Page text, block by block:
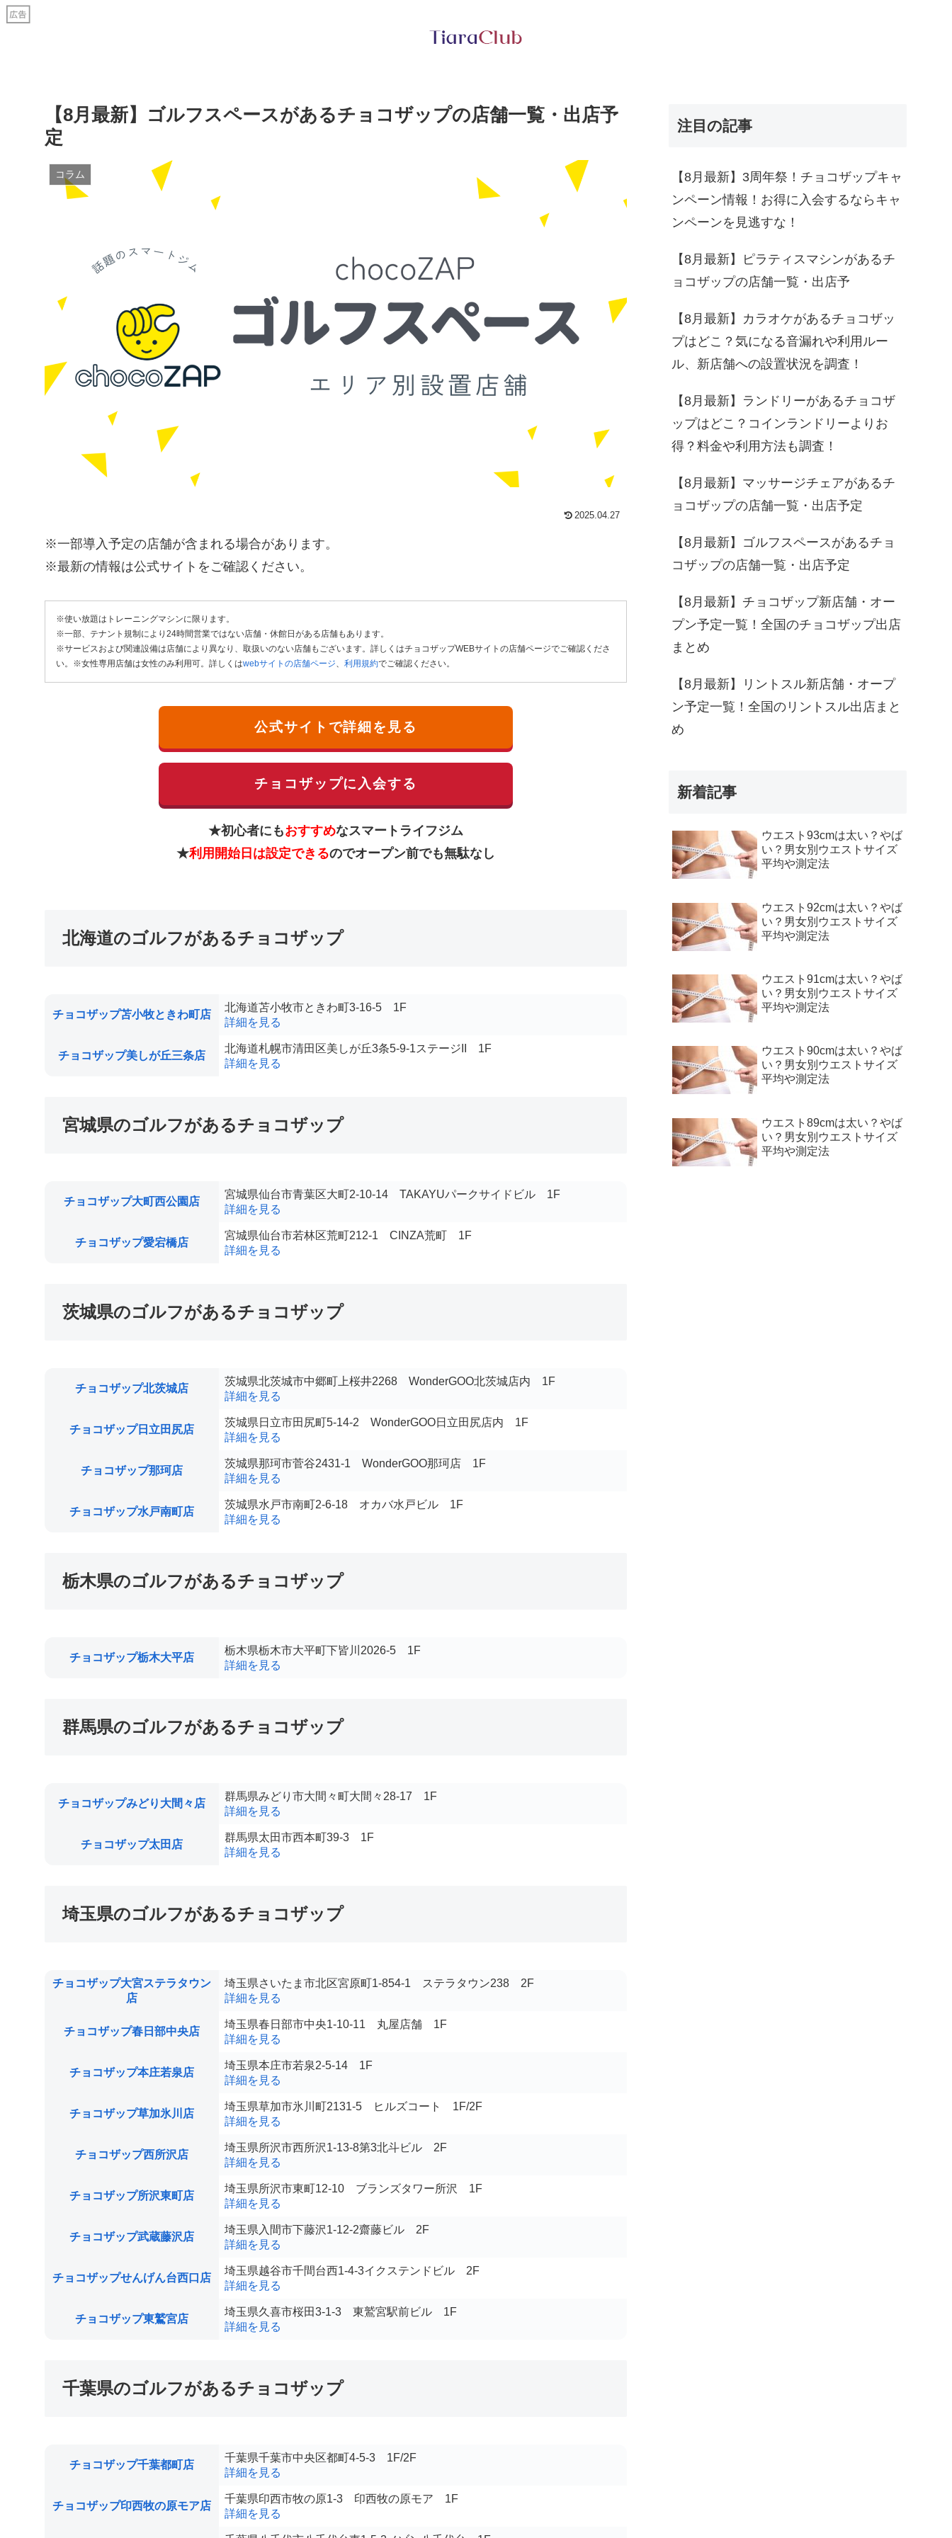
【8月最新】ゴルフスペースがあるチョコザップの店舗一覧・出店予
定
コラム
2025.04.27
※一部導入予定の店舗が含まれる場合があります。
※最新の情報は公式サイトをご確認ください。
※使い放題はトレーニングマシンに限ります。
※一部、テナント規制により24時間営業ではない店舗・休館日がある店舗もあります。
※サービスおよび関連設備は店舗により異なり、取扱いのない店舗もございます。詳しくはチョコザップWEBサイトの店舗ページでご確認くださ
い。※女性専用店舗は女性のみ利用可。詳しくはwebサイトの店舗ページ、 利用規約でご確認ください。
公式サイトで詳細を見る
チョコザップに入会する
★初心者にもおすすめなスマートライフジム
★利用開始日は設定できるのでオープン前でも無駄なし
北海道のゴルフがあるチョコザップ
チョコザップ苫小牧ときわ町店
北海道苫小牧市ときわ町3-16-5 1F
詳細を見る
チョコザップ美しが丘三条店
北海道札幌市清田区美しが丘3条5-9-1ステージII 1F
詳細を見る
宮城県のゴルフがあるチョコザップ
チョコザップ大町西公園店
宮城県仙台市青葉区大町2-10-14 TAKAYUパークサイドビル 1F
詳細を見る
チョコザップ愛宕橋店
宮城県仙台市若林区荒町212-1 CINZA荒町 1F
詳細を見る
茨城県のゴルフがあるチョコザップ
チョコザップ北茨城店
茨城県北茨城市中郷町上桜井2268 WonderGOO北茨城店内 1F
詳細を見る
チョコザップ日立田尻店
茨城県日立市田尻町5-14-2 WonderGOO日立田尻店内 1F
詳細を見る
チョコザップ那珂店
茨城県那珂市菅谷2431-1 WonderGOO那珂店 1F
詳細を見る
チョコザップ水戸南町店
茨城県水戸市南町2-6-18 オカバ水戸ビル 1F
詳細を見る
栃木県のゴルフがあるチョコザップ
チョコザップ栃木大平店
栃木県栃木市大平町下皆川2026-5 1F
詳細を見る
群馬県のゴルフがあるチョコザップ
チョコザップみどり大間々店
群馬県みどり市大間々町大間々28-17 1F
詳細を見る
チョコザップ太田店
群馬県太田市西本町39-3 1F
詳細を見る
埼玉県のゴルフがあるチョコザップ
チョコザップ大宮ステラタウン
店
埼玉県さいたま市北区宮原町1-854-1 ステラタウン238 2F
詳細を見る
チョコザップ春日部中央店
埼玉県春日部市中央1-10-11 丸屋店舗 1F
詳細を見る
チョコザップ本庄若泉店
埼玉県本庄市若泉2-5-14 1F
詳細を見る
チョコザップ草加氷川店
埼玉県草加市氷川町2131-5 ヒルズコート 1F/2F
詳細を見る
チョコザップ西所沢店
埼玉県所沢市西所沢1-13-8第3北斗ビル 2F
詳細を見る
チョコザップ所沢東町店
埼玉県所沢市東町12-10 ブランズタワー所沢 1F
詳細を見る
チョコザップ武蔵藤沢店
埼玉県入間市下藤沢1-12-2齋藤ビル 2F
詳細を見る
チョコザップせんげん台西口店
埼玉県越谷市千間台西1-4-3イクステンドビル 2F
詳細を見る
チョコザップ東鷲宮店
埼玉県久喜市桜田3-1-3 東鷲宮駅前ビル 1F
詳細を見る
千葉県のゴルフがあるチョコザップ
チョコザップ千葉都町店
千葉県千葉市中央区都町4-5-3 1F/2F
詳細を見る
チョコザップ印西牧の原モア店
千葉県印西市牧の原1-3 印西牧の原モア 1F
詳細を見る
注目の記事
【8月最新】3周年祭！チョコザップキャ
ンペーン情報！お得に入会するならキャ
ンペーンを見逃すな！
【8月最新】ピラティスマシンがあるチ
ョコザップの店舗一覧・出店予
【8月最新】カラオケがあるチョコザッ
プはどこ？気になる音漏れや利用ルー
ル、新店舗への設置状況を調査！
【8月最新】ランドリーがあるチョコザ
ップはどこ？コインランドリーよりお
得？料金や利用方法も調査！
【8月最新】マッサージチェアがあるチ
ョコザップの店舗一覧・出店予定
【8月最新】ゴルフスペースがあるチョ
コザップの店舗一覧・出店予定
【8月最新】チョコザップ新店舗・オー
プン予定一覧！全国のチョコザップ出店
まとめ
【8月最新】リントスル新店舗・オープ
ン予定一覧！全国のリントスル出店まと
め
新着記事
ウエスト93cmは太い？やば
い？男女別ウエストサイズ
平均や測定法
ウエスト92cmは太い？やば
い？男女別ウエストサイズ
平均や測定法
ウエスト91cmは太い？やば
い？男女別ウエストサイズ
平均や測定法
ウエスト90cmは太い？やば
い？男女別ウエストサイズ
平均や測定法
ウエスト89cmは太い？やば
い？男女別ウエストサイズ
平均や測定法